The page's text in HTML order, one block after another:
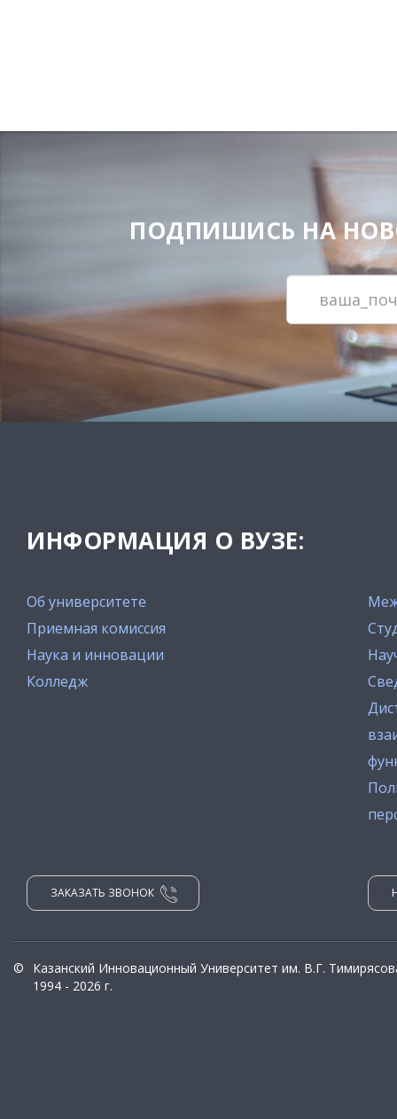
ПОДПИШИСЬ НА
ИНФОРМАЦИЯ О ВУЗЕ:
Об университете
Приемная комиссия
Наука и инновации
Колледж
ЗАКАЗАТЬ ЗВОНОК
©
Казанский Инновационный Университет им. В.Г.
1994 - 2026 г.